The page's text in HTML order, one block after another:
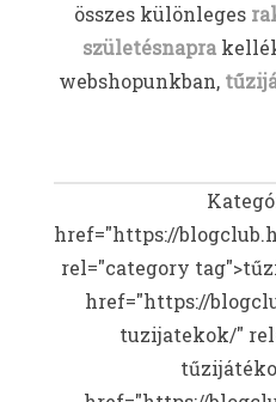
összes különleges
születésnapra
webshopunkban,
href="https://
rel="category
href="https://
tuzijatekok/"